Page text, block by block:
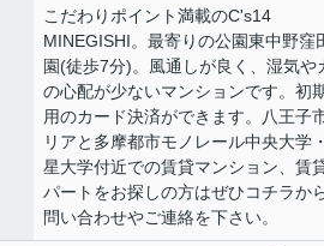
こだわりポイント満載のC's14
MINEGISHI。最寄りの公園東中野窪
園(徒歩7分)。風通しが良く、湿気や
の心配が少ないマンションです。初
用のカード決済ができます。八王子
リアと多摩都市モノレール中央大学
星大学付近での賃貸マンション、賃
パートをお探しの方はぜひコチラか
問い合わせやご連絡を下さい。